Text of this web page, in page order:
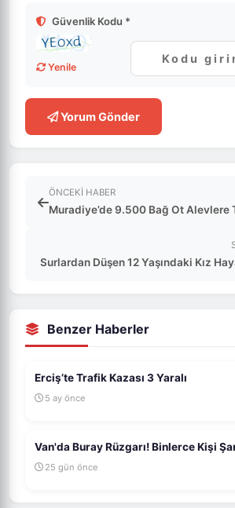
Güvenlik Kodu *
Yenile
Yorum Gönder
ÖNCEKI HABER
Muradiye’de 9.500 Bağ Ot Alevlere
Surlardan Düşen 12 Yaşındaki Kız
Benzer Haberler
Erciş’te Trafik Kazası 3 Yaralı
5 ay önce
Van'da Buray Rüzgarı! Binlerce Kişi
25 gün önce